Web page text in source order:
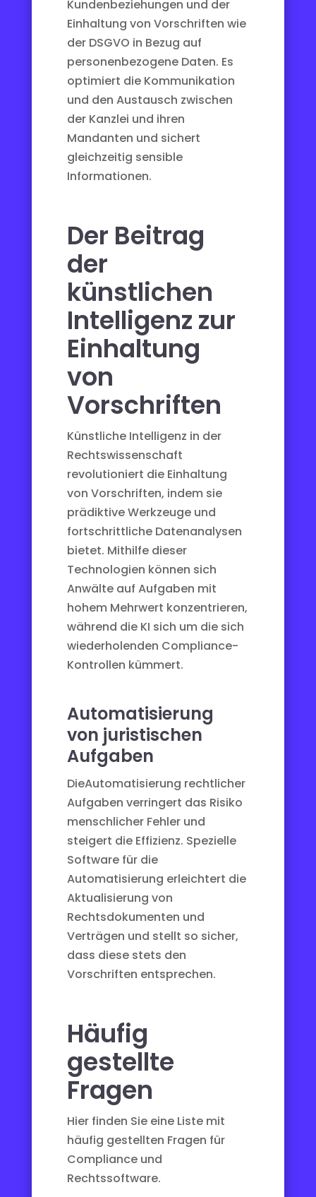
Kundenbeziehungen und der
Einhaltung von Vorschriften wie
der DSGVO in Bezug auf
personenbezogene Daten. Es
optimiert die Kommunikation
und den Austausch zwischen
der Kanzlei und ihren
Mandanten und sichert
gleichzeitig sensible
Informationen.
Der Beitrag
der
künstlichen
Intelligenz zur
Einhaltung
von
Vorschriften
Künstliche Intelligenz in der
Rechtswissenschaft
revolutioniert die Einhaltung
von Vorschriften, indem sie
prädiktive Werkzeuge und
fortschrittliche Datenanalysen
bietet. Mithilfe dieser
Technologien können sich
Anwälte auf Aufgaben mit
hohem Mehrwert konzentrieren,
während die KI sich um die sich
wiederholenden Compliance-
Kontrollen kümmert.
Automatisierung
von juristischen
Aufgaben
DieAutomatisierung rechtlicher
Aufgaben verringert das Risiko
menschlicher Fehler und
steigert die Effizienz. Spezielle
Software für die
Automatisierung erleichtert die
Aktualisierung von
Rechtsdokumenten und
Verträgen und stellt so sicher,
dass diese stets den
Vorschriften entsprechen.
Häufig
gestellte
Fragen
Hier finden Sie eine Liste mit
häufig gestellten Fragen für
Compliance und
Rechtssoftware.